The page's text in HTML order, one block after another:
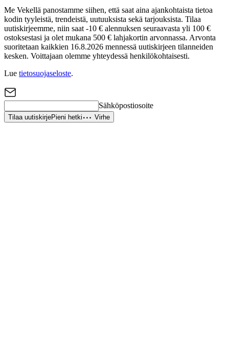
Me Vekellä panostamme siihen, että saat aina ajankohtaista tietoa
kodin tyyleistä, trendeistä, uutuuksista sekä tarjouksista. Tilaa
uutiskirjeemme, niin saat -10 € alennuksen seuraavasta yli 100 €
ostoksestasi ja olet mukana 500 € lahjakortin arvonnassa. Arvonta
suoritetaan kaikkien 16.8.2026 mennessä uutiskirjeen tilanneiden
kesken. Voittajaan olemme yhteydessä henkilökohtaisesti.
Lue tietosuojaseloste.
Sähköpostiosoite
Tilaa uutiskirjePieni hetki Virhe